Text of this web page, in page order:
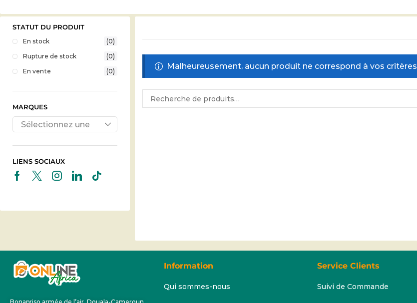
STATUT DU PRODUIT
En stock
(0)
Rupture de stock
(0)
En vente
(0)
MARQUES
Sélectionnez une
LIENS SOCIAUX
Malheureusement, aucun produit ne correspond à vos critères
Information
Qui sommes-nous
Service Clients
Suivi de Commande